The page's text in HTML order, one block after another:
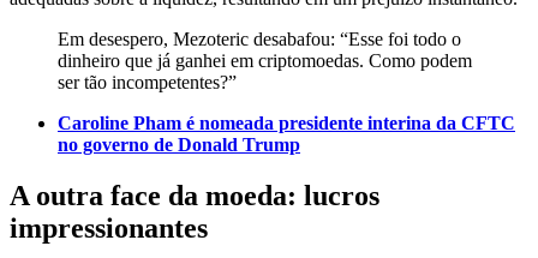
Em desespero, Mezoteric desabafou: “Esse foi todo o
dinheiro que já ganhei em criptomoedas. Como podem
ser tão incompetentes?”
Caroline Pham é nomeada presidente interina da CFTC
no governo de Donald Trump
A outra face da moeda: lucros
impressionantes